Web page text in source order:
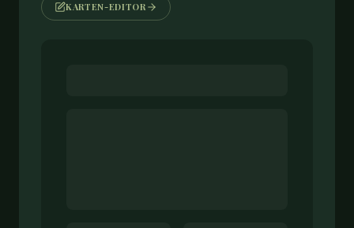
KARTEN-EDITOR